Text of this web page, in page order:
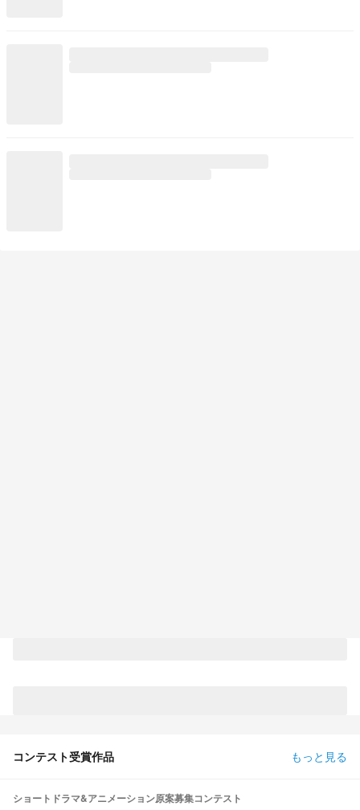
コンテスト受賞作品 もっと見る
ショートドラマ&アニメーション原案募集コンテスト